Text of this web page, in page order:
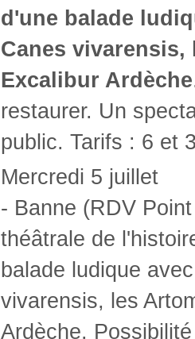
d'une balade
Canes
Excalibur Ardèche
restaurer. Un
public. Tarifs : 6 et
Mercredi 5 juillet
- Banne (RDV
théâtrale de
balade ludique
vivarensis, les
Ardèche.